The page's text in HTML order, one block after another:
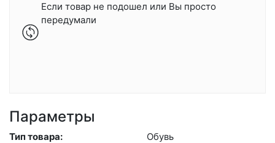
Если товар не подошел или Вы просто
передумали
Параметры
Тип товара:
Обувь